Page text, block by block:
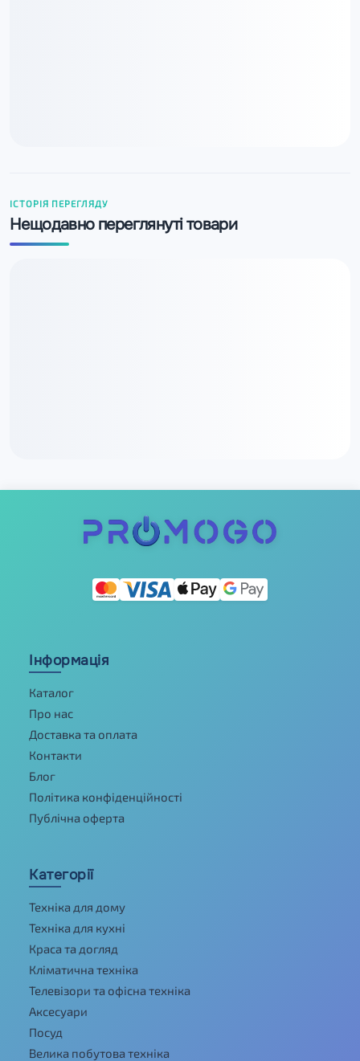
ІСТОРІЯ ПЕРЕГЛЯДУ
Нещодавно переглянуті товари
Інформація
Каталог
Про нас
Доставка та оплата
Контакти
Блог
Політика конфіденційності
Публічна оферта
Категорії
Техніка для дому
Техніка для кухні
Краса та догляд
Кліматична техніка
Телевізори та офісна техніка
Аксесуари
Посуд
Велика побутова техніка